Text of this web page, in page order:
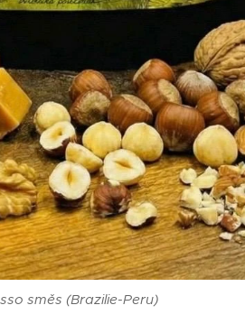
směs (Brazilie-Peru)